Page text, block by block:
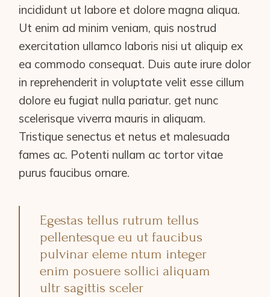
incididunt ut labore et dolore magna aliqua.
Ut enim ad minim veniam, quis nostrud
exercitation ullamco laboris nisi ut aliquip ex
ea commodo consequat. Duis aute irure dolor
in reprehenderit in voluptate velit esse cillum
dolore eu fugiat nulla pariatur. get nunc
scelerisque viverra mauris in aliquam.
Tristique senectus et netus et malesuada
fames ac. Potenti nullam ac tortor vitae
purus faucibus ornare.
Egestas tellus rutrum tellus
pellentesque eu ut faucibus
pulvinar eleme ntum integer
enim posuere sollici aliquam
ultr sagittis sceler